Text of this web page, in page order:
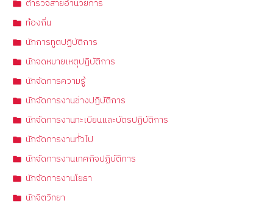
ตำรวจสายอำนวยการ
ท้องถิ่น
นักการทูตปฏิบัติการ
นักจดหมายเหตุปฏิบัติการ
นักจัดการความรู้
นักจัดการงานช่างปฏิบัติการ
นักจัดการงานทะเบียนและบัตรปฏิบัติการ
นักจัดการงานทั่วไป
นักจัดการงานเทศกิจปฏิบัติการ
นักจัดการงานโยธา
นักจิตวิทยา